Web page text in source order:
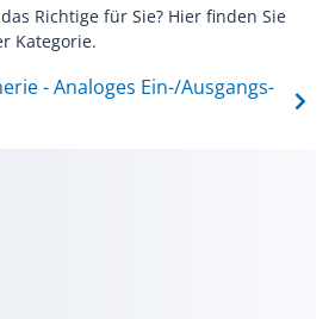
Richtige für Sie? Hier finden Sie
Kategorie.
- Analoges Ein-/Ausgangs-